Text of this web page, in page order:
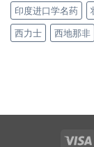
印度进口学名药
西力士
西地那非